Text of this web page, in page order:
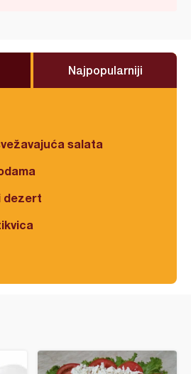
Najpopularniji
salata
dezert